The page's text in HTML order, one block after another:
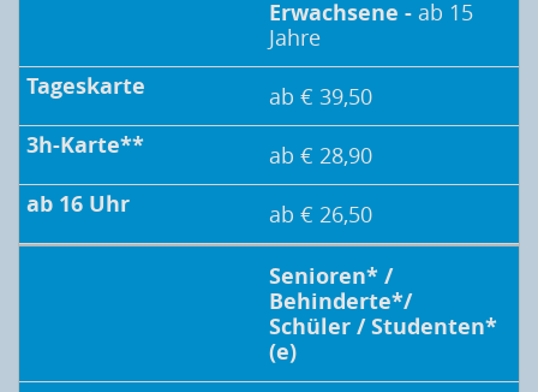
Erwachsene - ab 15
Jahre
ab € 39,50
ab € 28,90
ab € 26,50
Senioren* /
Behinderte*/
Schüler / Studenten*
(e)